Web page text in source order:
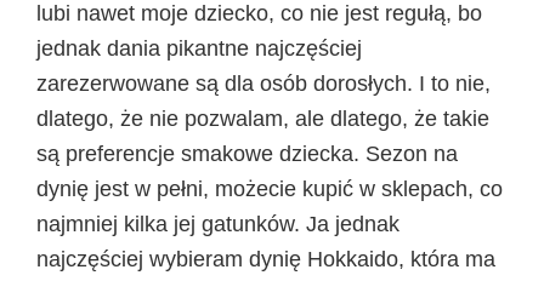
lubi nawet moje dziecko, co nie jest regułą, bo
jednak dania pikantne najczęściej
zarezerwowane są dla osób dorosłych. I to nie,
dlatego, że nie pozwalam, ale dlatego, że takie
są preferencje smakowe dziecka. Sezon na
dynię jest w pełni, możecie kupić w sklepach, co
najmniej kilka jej gatunków. Ja jednak
najczęściej wybieram dynię Hokkaido, która ma